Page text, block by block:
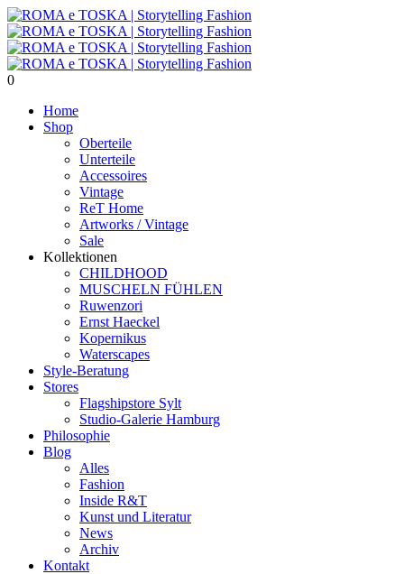
0
Home
Shop
Oberteile
Unterteile
Accessoires
Vintage
ReT Home
Artworks / Vintage
Sale
Kollektionen
CHILDHOOD
MUSCHELN FÜHLEN
Ruwenzori
Ernst Haeckel
Kopernikus
Waterscapes
Style-Beratung
Stores
Flagshipstore Sylt
Studio-Galerie Hamburg
Philosophie
Blog
Alles
Fashion
Inside R&T
Kunst und Literatur
News
Archiv
Kontakt